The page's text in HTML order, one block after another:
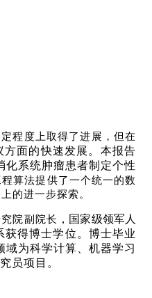
程度上取得了进展，但在
面的快速发展。本报告
化系统肿瘤患者制定个性
算法提供了一个统一的数
的进一步探索。
院副院长 ，国家级领军人
得博士学位。博士毕业
域为科学计算、机器学习
员项目。